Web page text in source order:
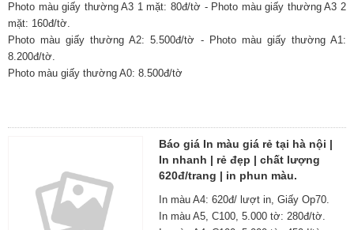
Photo màu giấy thường A3 1 mặt: 80đ/tờ - Photo màu giấy thường A3 2
mặt: 160đ/tờ.
Photo màu giấy thường A2: 5.500đ/tờ - Photo màu giấy thường A1:
8.200đ/tờ.
Photo màu giấy thường A0: 8.500đ/tờ
Báo giá In màu giá rẻ tại hà nội |
In nhanh | rẻ đẹp | chất lượng
620đ/trang | in phun màu.
In màu A4: 620đ/ lượt in, Giấy Op70.
In màu A5, C100, 5.000 tờ: 280đ/tờ.